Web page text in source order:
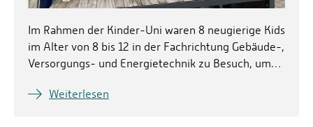
Im Rahmen der Kinder-Uni waren 8 neugierige Kids
im Alter von 8 bis 12 in der Fachrichtung Gebäude-,
Versorgungs- und Energietechnik zu Besuch, um…
Weiterlesen